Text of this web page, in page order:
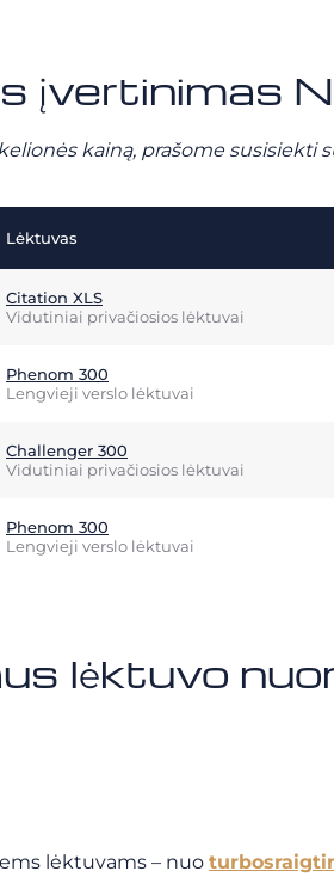
įvertinimas
kainą, prašome
Lėktuvas
Citation XLS
Vidutiniai privačiosios lėktuvai
Phenom 300
Lengvieji verslo lėktuvai
Challenger 300
Vidutiniai privačiosios lėktuvai
Phenom 300
Lengvieji verslo lėktuvai
lėktuvo
lėktuvams – nuo